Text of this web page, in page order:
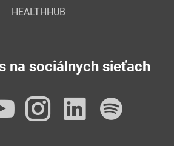
HEALTHHUB
na sociálnych sieťach
YouTube
Instagram